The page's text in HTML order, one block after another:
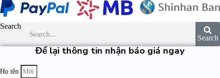
Search
Search
Để lại thông tin nhận báo giá ngay
Họ tên